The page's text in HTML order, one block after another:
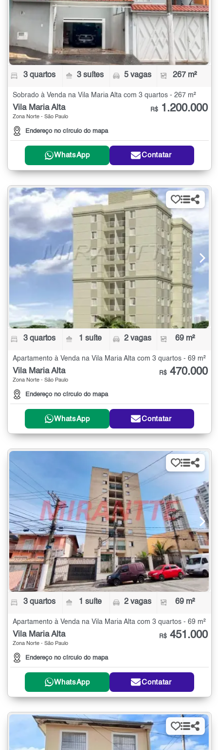
3 quartos 3 suítes 5 vagas 267 m²
Sobrado à Venda na Vila Maria Alta com 3 quartos - 267 m²
Vila Maria Alta
Zona Norte - São Paulo
Endereço no círculo do mapa
R$ 1.200.000
WhatsApp Contatar
3 quartos 1 suíte 2 vagas 69 m²
Apartamento à Venda na Vila Maria Alta com 3 quartos - 69 m²
Vila Maria Alta
Zona Norte - São Paulo
Endereço no círculo do mapa
R$ 470.000
WhatsApp Contatar
3 quartos 1 suíte 2 vagas 69 m²
Apartamento à Venda na Vila Maria Alta com 3 quartos - 69 m²
Vila Maria Alta
Zona Norte - São Paulo
Endereço no círculo do mapa
R$ 451.000
WhatsApp Contatar